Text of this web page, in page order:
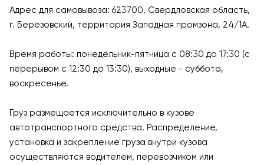
Адрес для самовывоза: 623700, Свердловская область,
г. Березовский, территория Западная промзона, 24/1А.
Время работы: понедельник-пятница с 08:30 до 17:30 (с
перерывом с 12:30 до 13:30), выходные - суббота,
воскресенье.
Груз размещается исключительно в кузове
автотранспортного средства. Распределение,
установка и закрепление груза внутри кузова
осуществляются водителем, перевозчиком или